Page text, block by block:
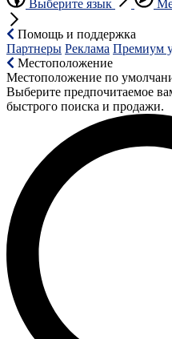
Выберите язык
Помощь и поддержка
Партнеры Реклама Премиум
Местоположение
Местоположение по
Выберите предпочитаемое
быстрого поиска и продажи.